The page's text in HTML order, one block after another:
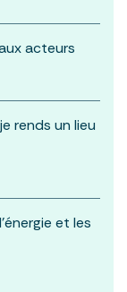
acteurs
rends un lieu
et les